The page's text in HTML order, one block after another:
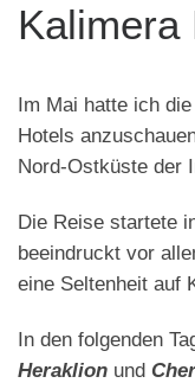
Kalimera
Im Mai hatte ich
Hotels
Nord-Ostküste der
Die Reise startete
beeindruckt vor
eine Seltenheit auf
In den folgenden
Heraklion und